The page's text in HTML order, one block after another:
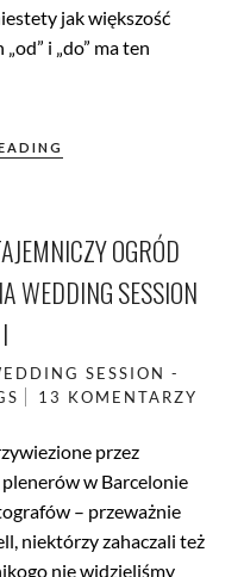
jak większość
i „do” ma ten
OGRÓD
WEDDING SESSION
SESSION -
13 KOMENTARZY
przez
w Barcelonie
– przeważnie
niektórzy zahaczali też
nie widzieliśmy